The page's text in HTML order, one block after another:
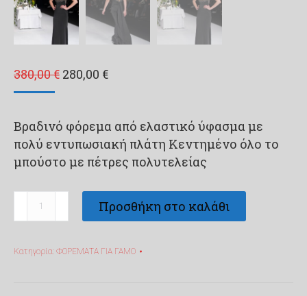
380,00€ Original
380,00 €.
280,00 €Η
είναι:
280,00 €.
Βραδινό φόρεμα από ελαστικό ύφασμα με
πολύ εντυπωσιακή πλάτη Κεντημένο όλο το
μπούστο με πέτρες πολυτελείας
Εντυπωσιακή
Προσθήκη στο καλάθι
Κατηγορία: ΦΟΡΕΜΑΤΑ ΓΙΑ ΓΑΜΟ